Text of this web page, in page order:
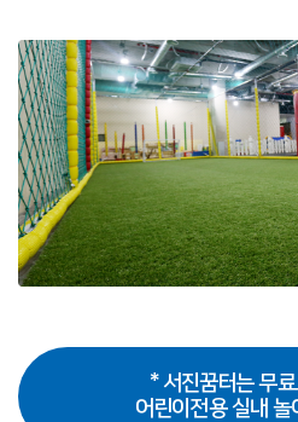
* 서진꿈터는 무
어린이전용 실내 놀